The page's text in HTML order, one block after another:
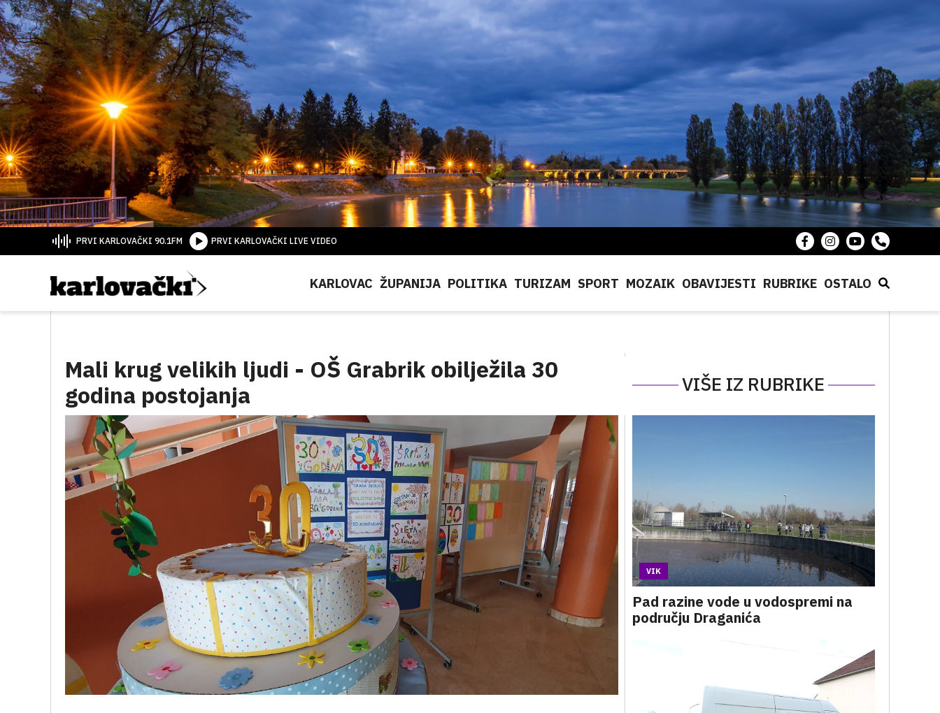
PRVI KARLOVAČKI 90.1FM PRVI KARLOVAČKI LIVE VIDEO
KARLOVAC ŽUPANIJA POLITIKA TURIZAM SPORT MOZAIK OBAVIJESTI RUBRIKE OSTALO
Mali krug velikih ljudi - OŠ Grabrik obilježila 30
godina postojanja
VIŠE IZ RUBRIKE
VIK
Pad razine vode u vodospremi na
području Draganića